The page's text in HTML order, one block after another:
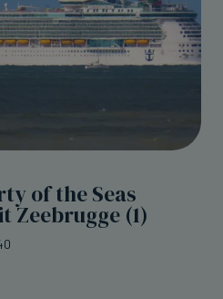
of the Seas
Zeebrugge (1)